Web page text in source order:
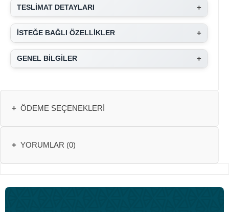
TESLİMAT DETAYLARI +
İSTEĞE BAĞLI ÖZELLİKLER +
GENEL BİLGİLER +
+ ÖDEME SEÇENEKLERI
+ YORUMLAR (0)